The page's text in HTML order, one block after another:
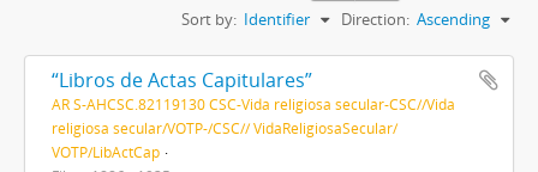
Sort by: Identifier Direction: Ascending
“Libros de Actas Capitulares”
AR S-AHCSC.82119130 CSC-Vida religiosa secular-CSC//Vida
religiosa secular/VOTP-/CSC// VidaReligiosaSecular/
VOTP/LibActCap